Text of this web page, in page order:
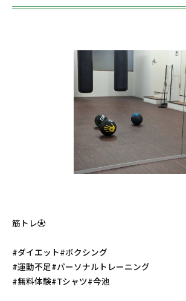
筋トレ⚽️
#ダイエット#ボクシング
#運動不足#パーソナルトレーニング
#無料体験#Tシャツ#今池